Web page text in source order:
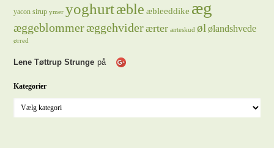
yacon sirup ymer yoghurtæble æbleeddike æg
æggeblommeræggehviderærter ærteskud øl ølandshvede
ørred
Lene Tøttrup Strunge på
Kategorier